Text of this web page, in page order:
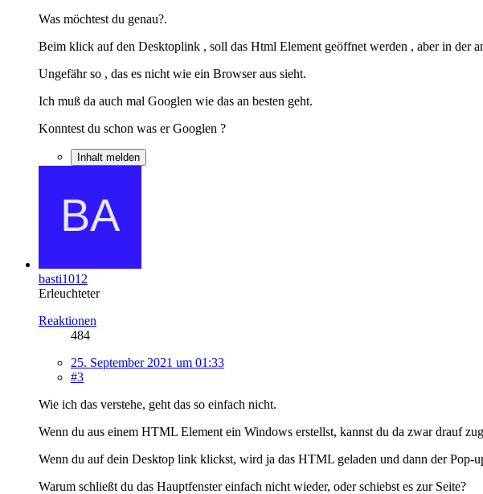
Was möchtest du genau?.
Beim klick auf den Desktoplink , soll das Html Element geöffnet werden , aber in der
Ungefähr so , das es nicht wie ein Browser aus sieht.
Ich muß da auch mal Googlen wie das an besten geht.
Konntest du schon was er Googlen ?
Inhalt melden
basti1012
Erleuchteter
Reaktionen
484
25. September 2021 um 01:33
#3
Wie ich das verstehe, geht das so einfach nicht.
Wenn du aus einem HTML Element ein Windows erstellst, kannst du da zwar drauf
Wenn du auf dein Desktop link klickst, wird ja das HTML geladen und dann der Pop-
Warum schließt du das Hauptfenster einfach nicht wieder, oder schiebst es zur Seite?